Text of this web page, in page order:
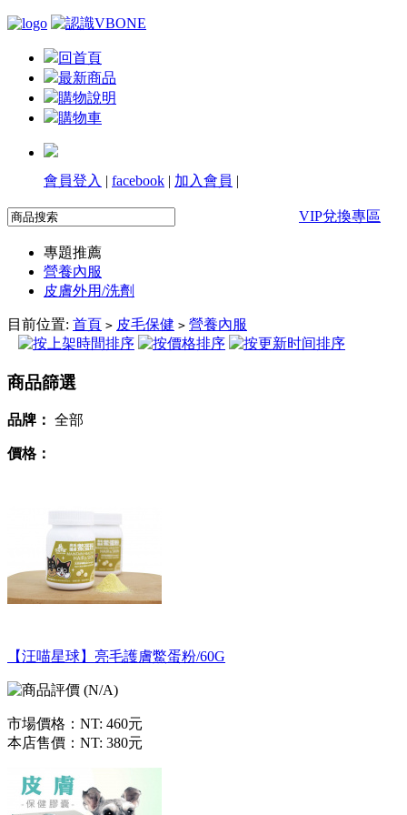
回首頁
最新商品
購物說明
購物車
會員登入 | facebook | 加入會員 |
VIP兌換專區
專題推薦
營養內服
皮膚外用/洗劑
目前位置: 首頁 > 皮毛保健 > 營養內服
商品篩選
品牌： 全部
價格：
【汪喵星球】亮毛護膚鱉蛋粉/60G
市場價格： NT: 460元
本店售價： NT: 380元